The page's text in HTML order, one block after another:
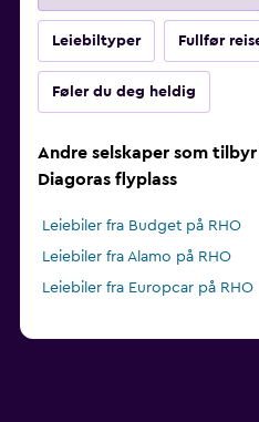
Leiebiltyper Fullfør
Føler du deg heldig
Andre selskaper som
Diagoras flyplass
Leiebiler fra Budget på RHO
Leiebiler fra Alamo på RHO
Leiebiler fra Europcar på RHO